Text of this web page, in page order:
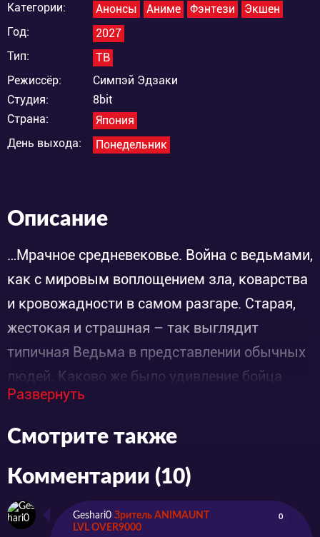
Категории: Анонсы Аниме Фэнтези
Экшен
Год:
2027
Тип:
ТВ
Режиссёр:
Симпэй Эдзаки
Студия:
8bit
Страна:
Япония
День выхода:
Понедельник
Описание
…Мрачное средневековье. Война с ведьмами,
как с мировым воплощением зла, коварства
и кровожадности в самом разгаре. Старая,
жестокая и страшная – так выглядит
типичная Ведьма в представлении обычных
людей. Каково же было удивление бойца
национального отряда, сильного могучего
охотника на ведьм по имени Зиг, когда он
встретился с юной, робкой и милой
Колдуньей Шиаршей, которая совершенно не
хочет участвовать ни в каких сражениях!
Наоборот, Кудесница мечтает о бесстрашном
Развернуть
Смотрите также
Комментарии (10)
Geshari0 Зритель ANIMAUNT
LVL OVER9000
0